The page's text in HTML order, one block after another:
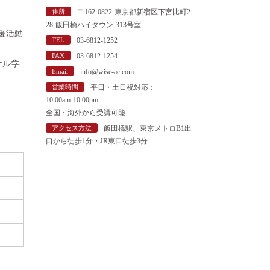
活動
ル学
住所
〒162-0822 東京都新宿区下宮比町2-
28 飯田橋ハイタウン 313号室
TEL 03-6812-1252
FAX 03-6812-1254
Email info@wise-ac.com
営業時間
平日・土日祝対応：
10:00am-10:00pm
全国・海外から受講可能
アクセス方法
飯田橋駅、東京メトロB1出
口から徒歩1分・JR東口徒歩3分